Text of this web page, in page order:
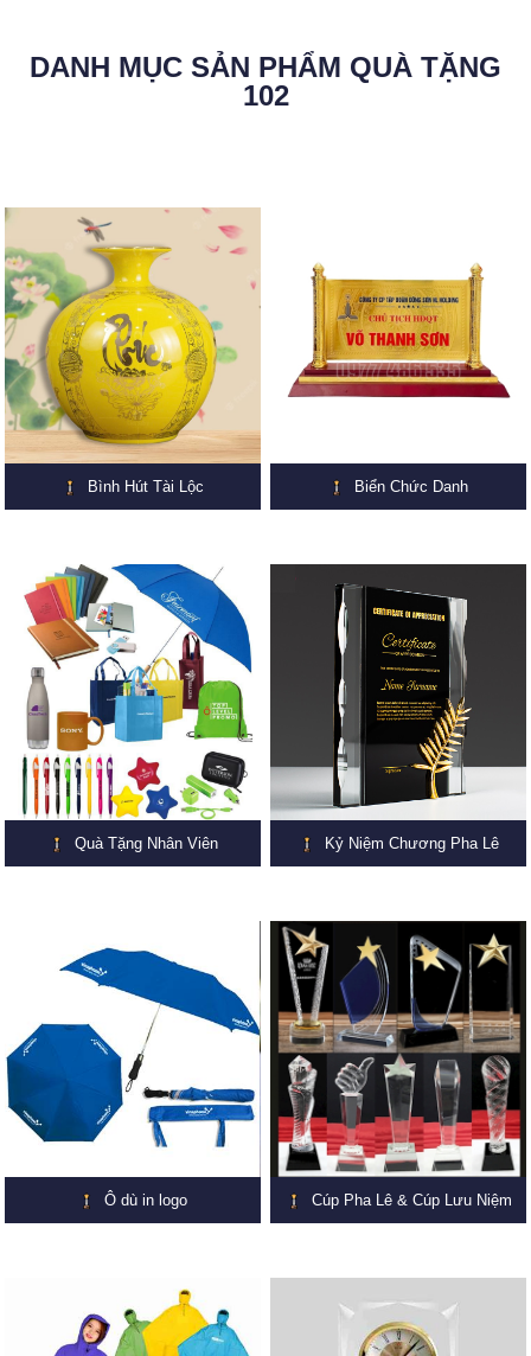
DANH MỤC SẢN PHẨM QUÀ TẶNG
102
Bình Hút Tài Lộc Biển Chức Danh
Quà Tặng Nhân Viên Kỷ Niệm Chương Pha Lê
Ô dù in logo Cúp Pha Lê & Cúp Lưu Niệm